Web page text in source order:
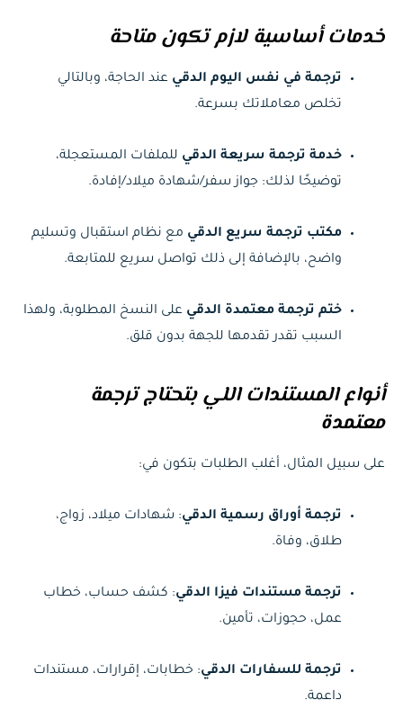
خدمات أساسية لازم تكون متاحة
ترجمة في نفس اليوم الدقي عند الحاجة، وبالتالي
تخلص معاملاتك بسرعة.
خدمة ترجمة سريعة الدقي للملفات المستعجلة،
توضيحًا لذلك: جواز سفر/شهادة ميلاد/إفادة.
مكتب ترجمة سريع الدقي مع نظام استقبال وتسليم
واضح، بالإضافة إلى ذلك تواصل سريع للمتابعة.
ختم ترجمة معتمدة الدقي على النسخ المطلوبة، ولهذا
السبب تقدر تقدمها للجهة بدون قلق.
أنواع المستندات اللي بتحتاج ترجمة
معتمدة
على سبيل المثال، أغلب الطلبات بتكون في:
ترجمة أوراق رسمية الدقي: شهادات ميلاد، زواج،
طلاق، وفاة.
ترجمة مستندات فيزا الدقي: كشف حساب، خطاب
عمل، حجوزات، تأمين.
ترجمة للسفارات الدقي: خطابات، إقرارات، مستندات
داعمة.